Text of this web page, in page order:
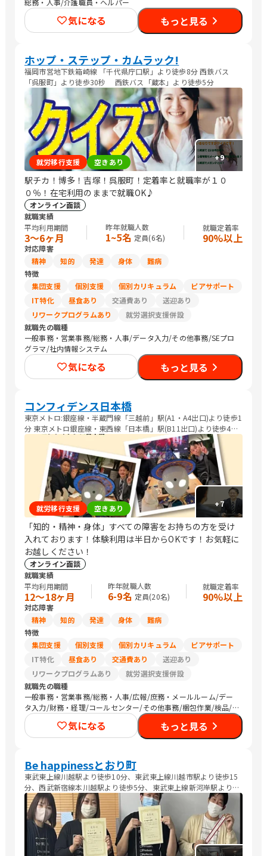
総務・人事/介護職員・ヘルパー
気になる もっと見る
ホップ・ステップ・カムラック!
福岡市営地下鉄箱崎線 「千代県庁口駅」より徒歩8分 西鉄バス
「呉服町」より徒歩30秒 西鉄バス「蔵本」より徒歩5分
+9
就労移行支援 空きあり
駅チカ！博多！吉塚！呉服町！定着率と就職率が１０
０％！在宅利用のままで就職OK♪
オンライン面談
就職実績
平均利用期間
3〜6ヶ月
昨年就職人数
1~5名 定員(6名)
就職定着率
90%以上
対応障害
精神
知的 発達 身体
難病
特徴
集団支援
個別支援 個別カリキュラム
ピアサポート
IT特化
昼食あり 交通費あり
送迎あり
リワークプログラムあり
就労選択支援併設
就職先の職種
一般事務・営業事務/総務・人事/データ入力/その他事務/SEプロ
グラマ/社内情報システム
気になる もっと見る
コンフィデンス日本橋
東京メトロ:銀座線・半蔵門線「三越前」駅(A1・A4出口)より徒歩1
分 東京メトロ銀座線・東西線「日本橋」駅(B11出口)より徒歩4分
都営地下鉄都営浅草線「日本橋」駅より徒歩5分
+7
就労移行支援 空きあり
「知的・精神・身体」すべての障害をお持ちの方を受け
入れております！体験利用は半日からOKです！お気軽に
お越しください！
オンライン面談
就職実績
平均利用期間
12〜18ヶ月
昨年就職人数
6-9名 定員(20名)
就職定着率
90%以上
対応障害
精神
知的 発達 身体
難病
特徴
集団支援
個別支援 個別カリキュラム
ピアサポート
IT特化
昼食あり 交通費あり
送迎あり
リワークプログラムあり
就労選択支援併設
就職先の職種
一般事務・営業事務/総務・人事/広報/庶務・メールルーム/デー
タ入力/財務・経理/コールセンター/その他事務/梱包作業/検品/
組立・組付け/その他軽作業/バックヤード・商品管理/調理師/清
掃/農作業/その他気になる もっと見る
Be happinessとおり町
東武東上線川越駅より徒歩10分、東武東上線川越市駅より徒歩15
分、西武新宿線本川越駅より徒歩5分、東武東上線新河岸駅より自
転車で10分